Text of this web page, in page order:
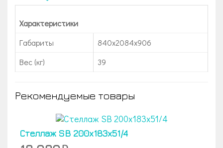
Характеристики
Габариты
840x2084x906
Вес (кг)
39
Рекомендуемые товары
Стеллаж SB 200x183x51/4